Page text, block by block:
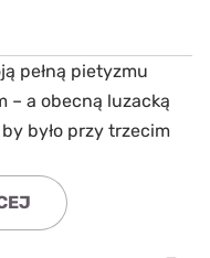
pełną pietyzmu
– a obecną luzacką
było przy trzecim